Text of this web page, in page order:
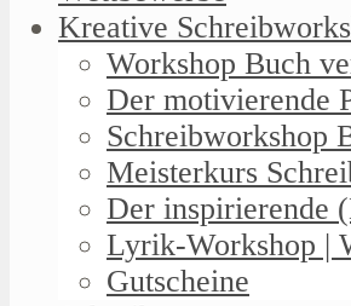
Kreative
Workshop Buch
Der motivierende
Schreibworkshop
Meisterkurs
Der inspirierende
Lyrik-Workshop |
Gutscheine